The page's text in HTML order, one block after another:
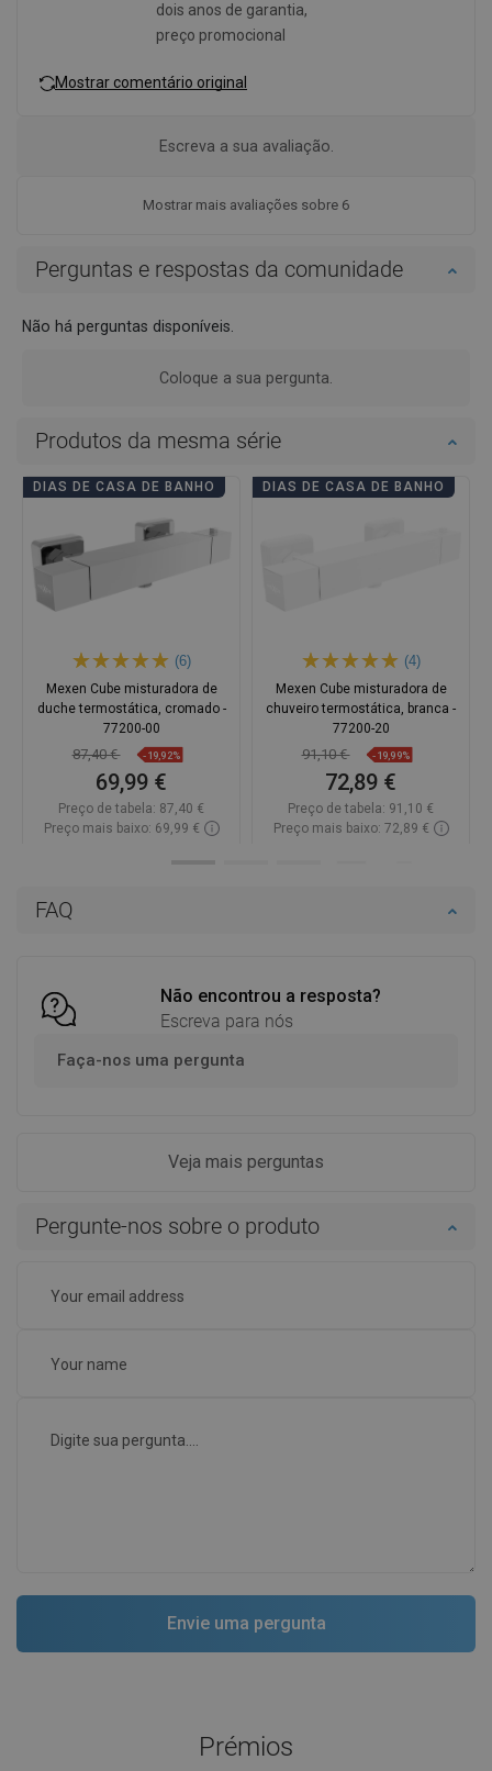
FAQ
Não encontrou a resposta?
Escreva para nós
Faça-nos uma pergunta
Veja mais perguntas
dois anos de garantia,
preço promocional
Mostrar comentário original
Mostrar mais avaliações sobre 6
Escreva a sua avaliação.
Perguntas e respostas da comunidade
Não há perguntas disponíveis.
Coloque a sua pergunta.
Pergunte-nos sobre o produto
Produtos da mesma série
DIAS DE CASA DE BANHO
(6)
Mexen Cube misturadora de
duche termostática, cromado -
77200-00
87,40 € -19,92%
69,99 €
Preço de tabela: 87,40 €
Preço mais baixo: 69,99 €
DIAS DE CASA DE BANHO
(4)
Mexen Cube misturadora de
chuveiro termostática, branca -
77200-20
91,10 € -19,99%
72,89 €
Preço de tabela: 91,10 €
Preço mais baixo: 72,89 €
Prémios